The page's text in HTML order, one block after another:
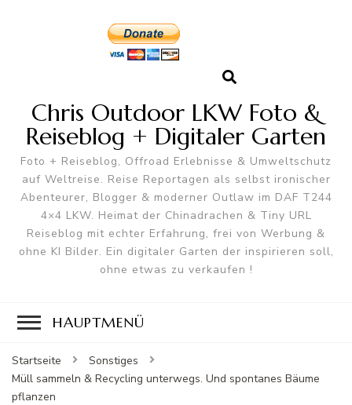
Chris Outdoor LKW Foto &
Reiseblog + Digitaler Garten
Foto + Reiseblog, Offroad Erlebnisse & Umweltschutz
auf Weltreise. Reise Reportagen als selbst ironischer
Abenteurer, Blogger & moderner Outlaw im DAF T244
4×4 LKW. Heimat der Chinadrachen & Tiny URL
Reiseblog mit echter Erfahrung, frei von Werbung &
ohne KI Bilder. Ein digitaler Garten der inspirieren soll,
ohne etwas zu verkaufen !
HAUPTMENÜ
Startseite
Sonstiges
Müll sammeln & Recycling unterwegs. Und spontanes Bäume
pflanzen